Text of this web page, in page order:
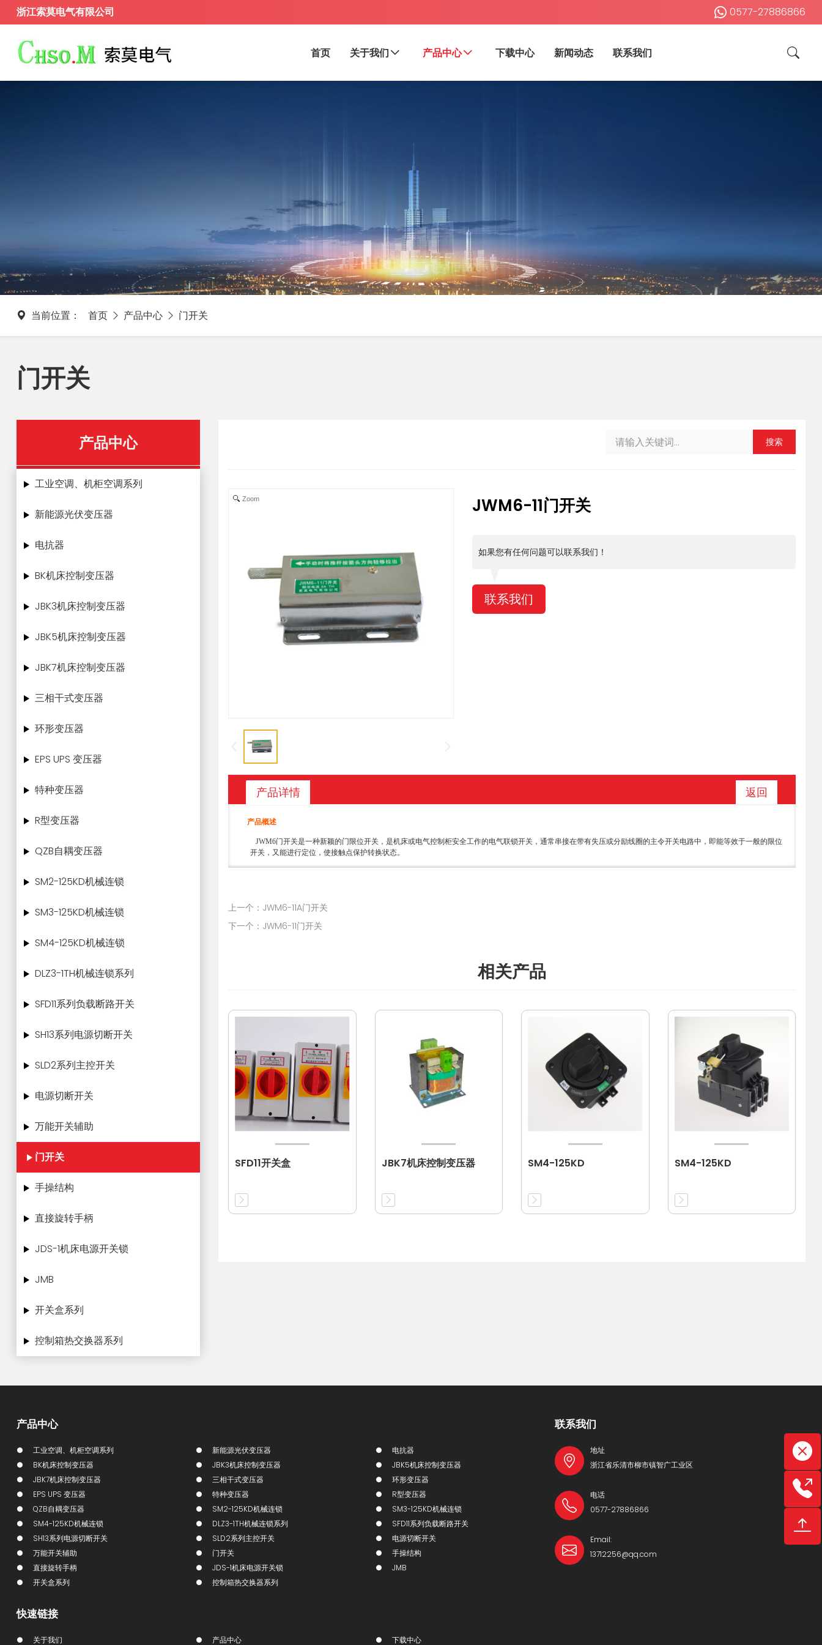
浙江索莫电气有限公司 0577-27886866
首页 关于我们 产品中心 下载中心 新闻动态 联系我们
当前位置： 首页 产品中心 门开关
门开关
产品中心
工业空调、机柜空调系列
新能源光伏变压器
电抗器
BK机床控制变压器
JBK3机床控制变压器
JBK5机床控制变压器
JBK7机床控制变压器
三相干式变压器
环形变压器
EPS UPS 变压器
特种变压器
R型变压器
QZB自耦变压器
SM2-125KD机械连锁
SM3-125KD机械连锁
SM4-125KD机械连锁
DLZ3-1TH机械连锁系列
SFD11系列负载断路开关
SH13系列电源切断开关
SLD2系列主控开关
电源切断开关
万能开关辅助
门开关
手操结构
直接旋转手柄
JDS-1机床电源开关锁
JMB
开关盒系列
控制箱热交换器系列
搜索
Zoom JWM6-11门开关
如果您有任何问题可以联系我们！
联系我们
产品详情 返回
产品概述
JWM6门开关是一种新颖的门限位开关，是机床或电气控制柜安全工作的电气联锁开关，通常串接在带有失压或分励线圈的主令开关电路中，即能等效于一般的限位
开关，又能进行定位，使接触点保护转换状态。
上一个：JWM6-11A门开关
下一个：JWM6-11门开关
相关产品
SFD11开关盒 JBK7机床控制变压器 SM4-125KD SM4-125KD
产品中心
工业空调、机柜空调系列 新能源光伏变压器
电抗器
BK机床控制变压器
JBK3机床控制变压器
JBK5机床控制变压器
JBK7机床控制变压器
三相干式变压器
环形变压器
EPS UPS 变压器
特种变压器
R型变压器
QZB自耦变压器
SM2-125KD机械连锁
SM3-125KD机械连锁
SM4-125KD机械连锁
DLZ3-1TH机械连锁系列
SFD11系列负载断路开关
SH13系列电源切断开关
SLD2系列主控开关
电源切断开关
万能开关辅助
门开关
手操结构
直接旋转手柄
JDS-1机床电源开关锁
JMB
开关盒系列
控制箱热交换器系列
快速链接
关于我们 产品中心 下载中心
联系我们
地址
浙江省乐清市柳市镇智广工业区
电话
0577-27886866
Email:
13712256@qq.com